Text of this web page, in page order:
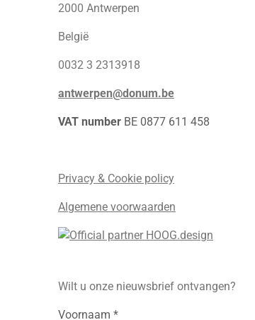
2000 Antwerpen
België
0032 3 2313918
antwerpen@donum.be
VAT number BE 0877 611 458
Privacy & Cookie policy
Algemene voorwaarden
Wilt u onze nieuwsbrief ontvangen?
Voornaam *